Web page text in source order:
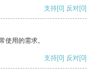
支持[0] 反对[0]
使用的需求。
支持[0] 反对[0]